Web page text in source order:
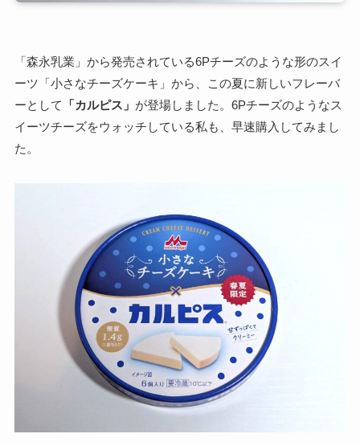
「森永乳業」から発売されている6Pチーズのような形のスイ
ーツ「小さなチーズケーキ」から、この夏に新しいフレーバ
ーとして
「カルピス」 が登場しました。6Pチーズのようなス
イーツチーズをウォッチしている私も、早速購入してみまし
た。